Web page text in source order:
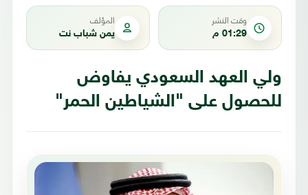
وقت النشر
01:29 م
المؤلف
يمن شباب نت
ولي العهد السعودي يفاوض
للحصول على "الشياطين الحمر"